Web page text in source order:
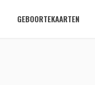
GEBOORTEKAARTEN